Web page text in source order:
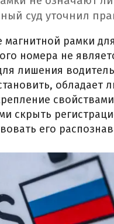
суд уточнил
магнитной рамки для
номера не
лишения
обладает
скрыть
его